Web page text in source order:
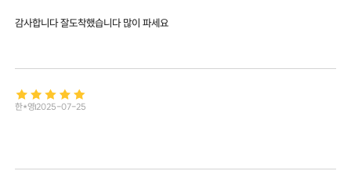
감사합니다 잘도착했습니다 많이 파세요
한*영2025-07-25